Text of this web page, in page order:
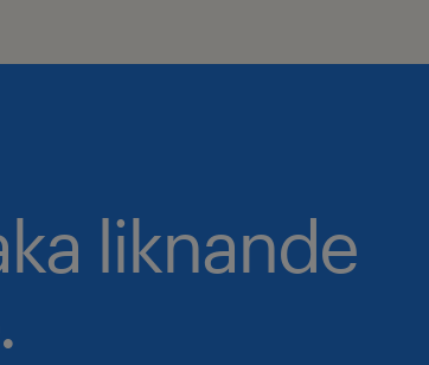
liknande